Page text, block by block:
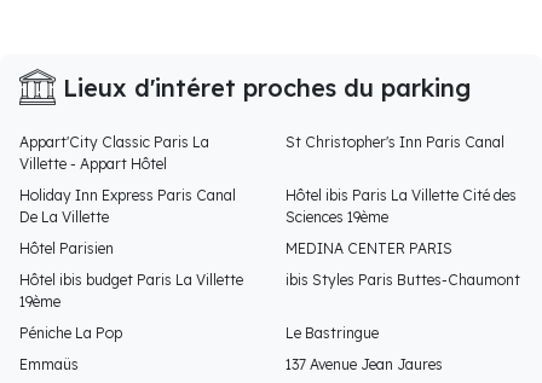
Lieux d'intéret proches du parking
Appart'City Classic Paris La
Villette - Appart Hôtel
St Christopher's Inn Paris Canal
Holiday Inn Express Paris Canal
De La Villette
Hôtel ibis Paris La Villette Cité des
Sciences 19ème
Hôtel Parisien
MEDINA CENTER PARIS
Hôtel ibis budget Paris La Villette
19ème
ibis Styles Paris Buttes-Chaumont
Péniche La Pop
Le Bastringue
Emmaüs
137 Avenue Jean Jaures